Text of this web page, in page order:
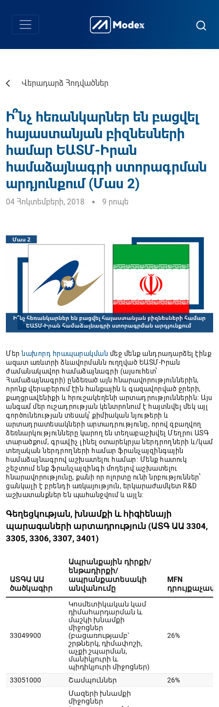
Վերադարձ Հոդվածներ
Ի՞նչ հեռանկարներ են բացվել
հայաստանյան բիզնեսների
համար ԵԱՏՄ-Իրան
համաձայնագրի ստորագրման
արդյունքում (Մաս 2)
04 Հոկտեմբերի, 2018 9 րոպե
Մերնախորդ հրապարակման մեջ մենք անդրադարձել էինք
ազատ առևտրի ձևավորմանն ուղղված ԵԱՏՄ-Իրան
ժամանակավոր համաձայնագրի (այսուհետ՝
Համաձայնագրի) ընձեռած այն հնարավորություններին,
որոնք վերաբերում էին հանքային և գազավորված ջրերի,
քաղցրավենիքի և հրուշակեղենի արտադրություններին։ Այս
անգամ մեր ուշադրության կենտրոնում է հայտնվել մեկ այլ
գործունեության տեսակ՝ քիմիական նյութերի և
արտադրատեսակների արտադրությունը, որով զբաղվող
ձեռնարկությունները կարող են տեղաբաշխվել Մեղրու ԱՏԳ
տարածքում, գրավիչ լինել օտարեկրյա ներդրողների և/կամ
տեղական ներդրողների համար ֆրանչայզինգային
համաձայնագրով աշխատելու համար։ Մենք հատուկ
շեշտում ենք ֆրանչայզինգի մոդելով աշխատելու
հնարավորությունը, քանի որ ոլորտը ունի նրբություններ՝
ցանկալի է բրենդի առկայություն, երկարաժամկետ R&D
աշխատանքներ են պահանջվում և այլն։